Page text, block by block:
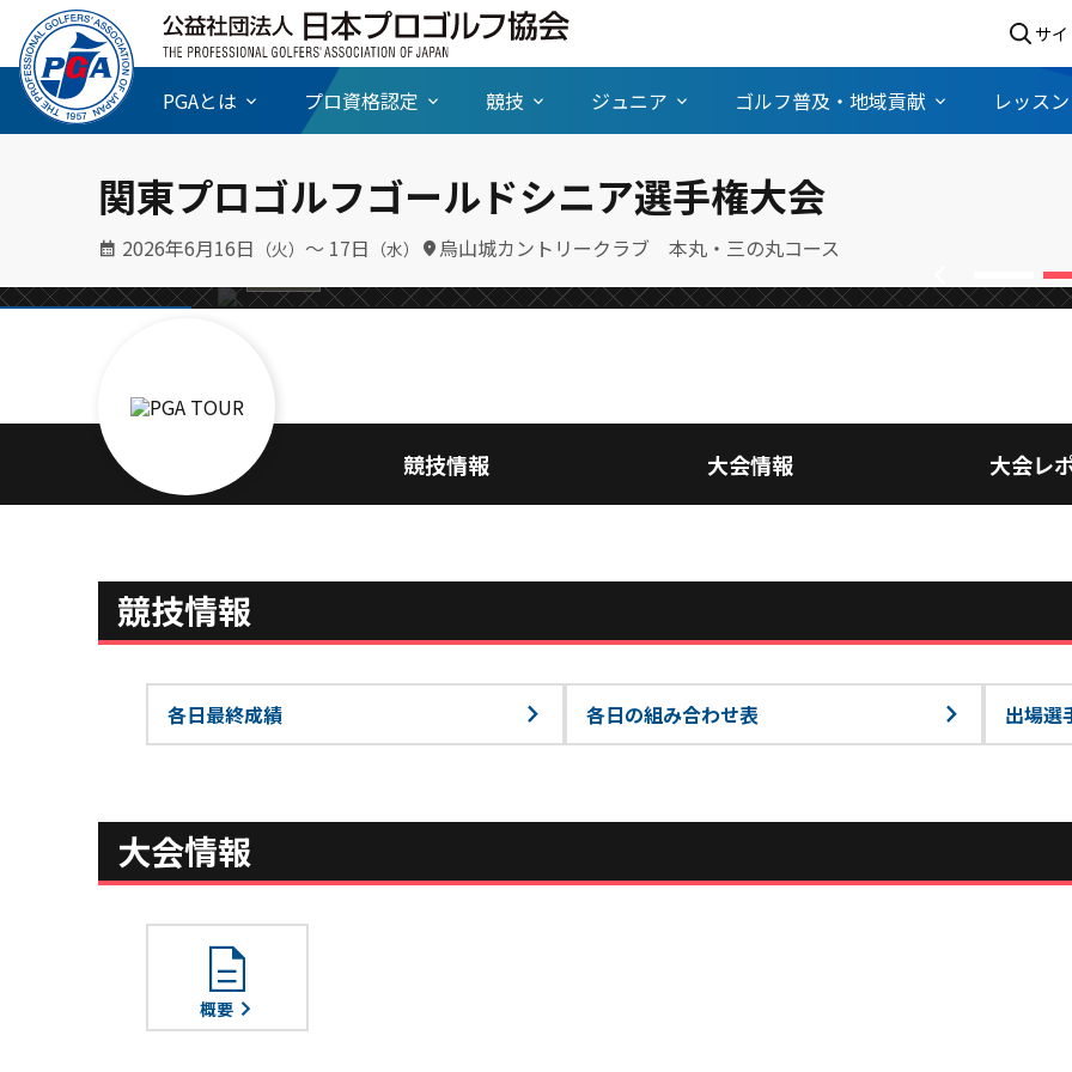
サ
PGAとは プロ資格認定 競技 ジュニア ゴルフ普及・地域貢献 レッスン
関東プロゴルフゴールドシニア選手権大会
2026年6月16日 （火） 〜 17日 （水） 烏山城カントリークラブ 本丸・三の丸コース
精神 69
【関東GG/FR】ゴールドシニア優勝は渡辺司
ルーキー鈴木亨が優勝
chevron_left
競技情報 大会情報 大会レ
競技情報
各日最終成績 各日の組み合わせ表 出場選
大会情報
description
概要